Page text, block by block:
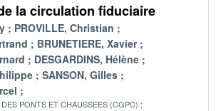
la circulation fiduciaire
PROVILLE, Christian
BRUNETIERE, Xavier
DESGARDINS, Hélène
SANSON, Gilles
PONTS ET CHAUSSEES (CGPC)